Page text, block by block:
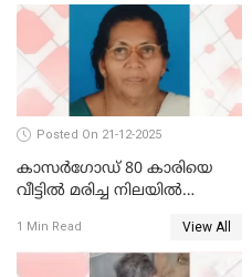
ജനറൽ
ആശുപത്രിയിലെത്തിച്ചു
Posted On 21-12-2025
കാസർഗോഡ് 80 കാരിയെ
വീട്ടിൽ മരിച്ച നിലയിൽ
1 Min Read View All